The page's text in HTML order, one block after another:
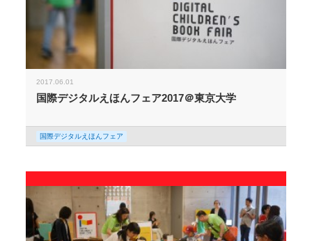
2017.06.01
国際デジタルえほんフェア2017＠東京大学
国際デジタルえほんフェア